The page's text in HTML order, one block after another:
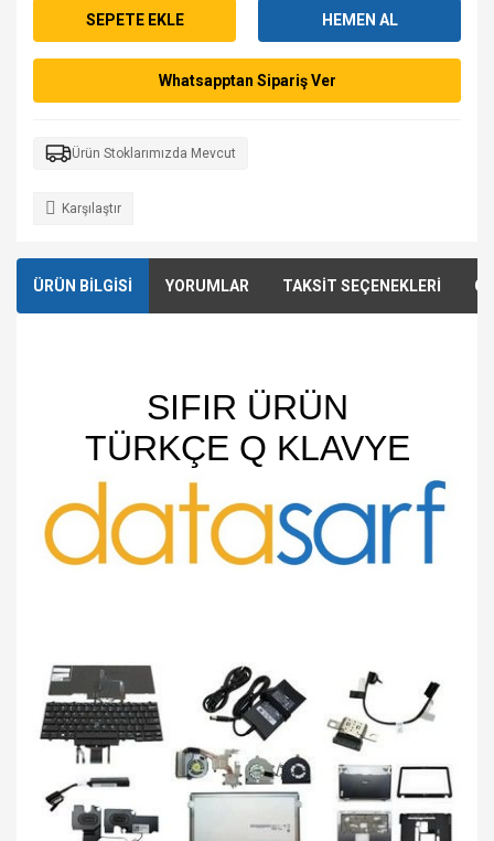
SEPETE EKLE HEMEN AL
Whatsapptan Sipariş Ver
Ürün Stoklarımızda Mevcut
Karşılaştır
ÜRÜN BİLGİSİ YORUMLAR TAKSİT SEÇENEKLERİ
SIFIR ÜRÜN
TÜRKÇE Q KLAVYE